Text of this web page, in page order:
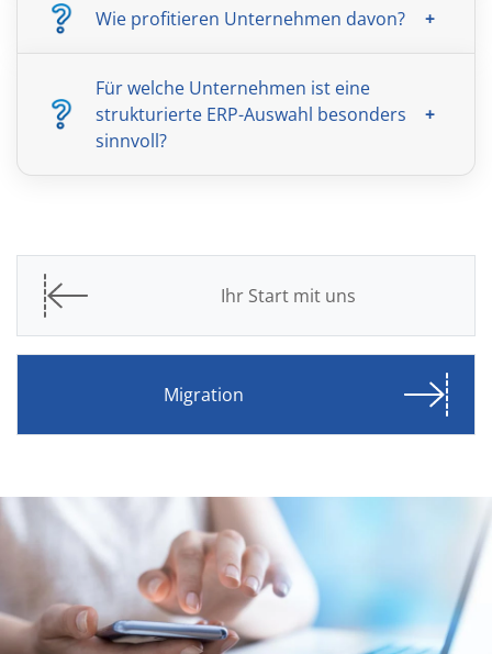
Wie profitieren Unternehmen davon?
Für welche Unternehmen ist eine
strukturierte ERP-Auswahl besonders
sinnvoll?
Ihr Start mit uns
Migration